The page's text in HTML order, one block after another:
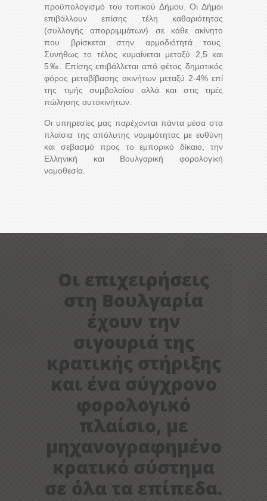
προϋπολογισμό του τοπικού Δήμου. Οι Δήμοι
επιβάλλουν επίσης τέλη καθαριότητας
(συλλογής απορριμμάτων) σε κάθε ακίνητο
που βρίσκεται στην αρμοδιότητά τους.
Συνήθως το τέλος κυμαίνεται μεταξύ 2,5 και
5‰. Επίσης επιβάλλεται από φέτος δημοτικός
φόρος μεταβίβασης ακινήτων μεταξύ 2-4% επί
της τιμής συμβολαίου αλλά και στις τιμές
πώλησης αυτοκινήτων.
Οι υπηρεσίες μας παρέχονται πάντα μέσα στα
πλαίσια της απόλυτης νομιμότητας με ευθύνη
και σεβασμό προς το εμπορικό δίκαιο, την
Ελληνική και Βουλγαρική φορολογική
νομοθεσία.
Οι επιχειρήσεις
στη Βουλγαρία
έχουν την
σιγουριά της
κρατικής στήριξης
και ένα σύγχρονο
φορολογικό
πλαίσιο, με
μηχανογραφημένο
κρατικό σύστημα
σε όλα τα επίπεδα.